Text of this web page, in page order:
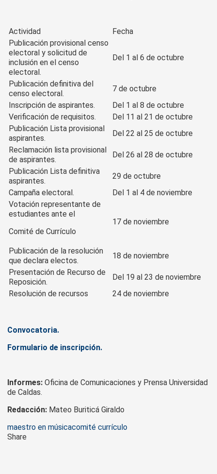
Actividad
Fecha
Publicación provisional censo
electoral y solicitud de
inclusión en el censo
electoral.
Del 1 al 6 de octubre
Publicación definitiva del
censo electoral.
7 de octubre
Inscripción de aspirantes.
Del 1 al 8 de octubre
Verificación de requisitos.
Del 11 al 21 de octubre
Publicación Lista provisional
aspirantes.
Del 22 al 25 de octubre
Reclamación lista provisional
de aspirantes.
Del 26 al 28 de octubre
Publicación Lista definitiva
aspirantes.
29 de octubre
Campaña electoral.
Del 1 al 4 de noviembre
Votación representante de
estudiantes ante el
Comité de Currículo
17 de noviembre
Publicación de la resolución
que declara electos.
18 de noviembre
Presentación de Recurso de
Reposición.
Del 19 al 23 de noviembre
Resolución de recursos
24 de noviembre
Convocatoria.
Formulario de inscripción.
Informes: Oficina de Comunicaciones y Prensa Universidad
de Caldas.
Redacción: Mateo Buriticá Giraldo
Tags
maestro en músicacomité currículo
Share